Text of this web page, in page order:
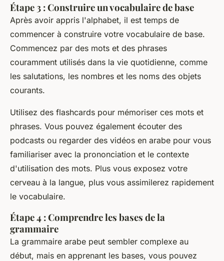
Étape 3 : Construire un vocabulaire de base
Après avoir appris l'alphabet, il est temps de
commencer à construire votre vocabulaire de base.
Commencez par des mots et des phrases
couramment utilisés dans la vie quotidienne, comme
les salutations, les nombres et les noms des objets
courants.
Utilisez des flashcards pour mémoriser ces mots et
phrases. Vous pouvez également écouter des
podcasts ou regarder des vidéos en arabe pour vous
familiariser avec la prononciation et le contexte
d'utilisation des mots. Plus vous exposez votre
cerveau à la langue, plus vous assimilerez rapidement
le vocabulaire.
Étape 4 : Comprendre les bases de la
grammaire
La grammaire arabe peut sembler complexe au
début, mais en apprenant les bases, vous pouvez